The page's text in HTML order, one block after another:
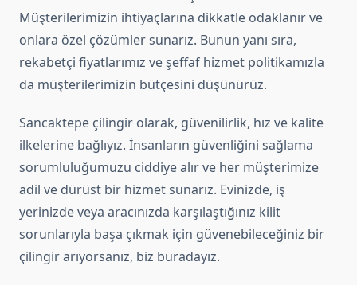
Müşterilerimizin ihtiyaçlarına dikkatle odaklanır ve
onlara özel çözümler sunarız. Bunun yanı sıra,
rekabetçi fiyatlarımız ve şeffaf hizmet politikamızla
da müşterilerimizin bütçesini düşünürüz.
Sancaktepe çilingir olarak, güvenilirlik, hız ve kalite
ilkelerine bağlıyız. İnsanların güvenliğini sağlama
sorumluluğumuzu ciddiye alır ve her müşterimize
adil ve dürüst bir hizmet sunarız. Evinizde, iş
yerinizde veya aracınızda karşılaştığınız kilit
sorunlarıyla başa çıkmak için güvenebileceğiniz bir
çilingir arıyorsanız, biz buradayız.